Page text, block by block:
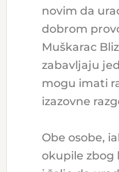
novim da
dobrom
Muškarac
zabavljaju
mogu imati
izazovne
Obe osobe,
okupile zbog